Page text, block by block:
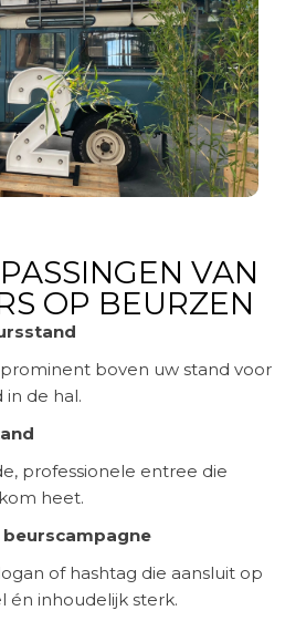
VAN
OP BEURZEN
boven uw stand voor
de hal.
professionele entree die
heet.
beurscampagne
of hashtag die aansluit op
én inhoudelijk sterk.